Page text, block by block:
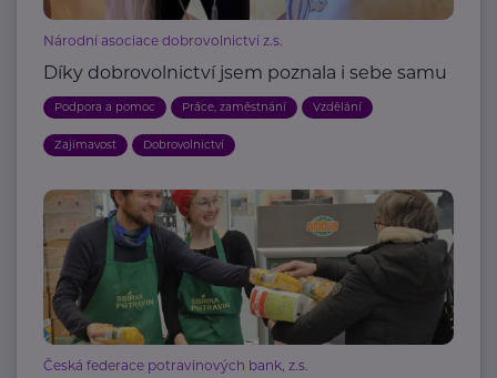
Národní asociace dobrovolnictví z.s.
Díky dobrovolnictví jsem poznala i sebe samu
Podpora a pomoc Práce, zaměstnání Vzdělání
Zajímavost Dobrovolnictví
Česká federace potravinových bank, z.s.